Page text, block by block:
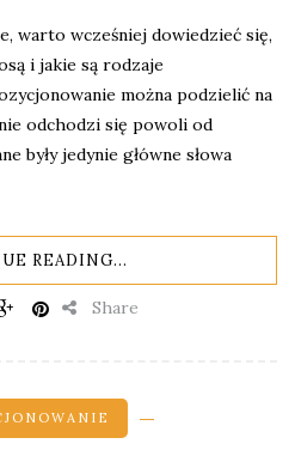
warto wcześniej dowiedzieć się,
i jakie są rodzaje
można podzielić na
odchodzi się powoli od
były jedynie główne słowa
READING...
Share